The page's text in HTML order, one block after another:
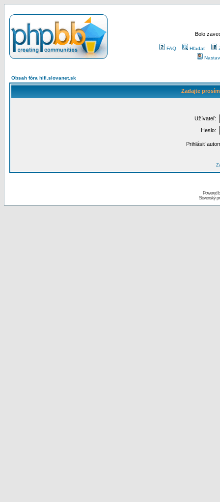
Bolo
FAQ Hľadať
Obsah fóra hifi.slovanet.sk
Zadajte
Užívateľ:
Heslo:
Prihlásiť
Powered
Slovenský